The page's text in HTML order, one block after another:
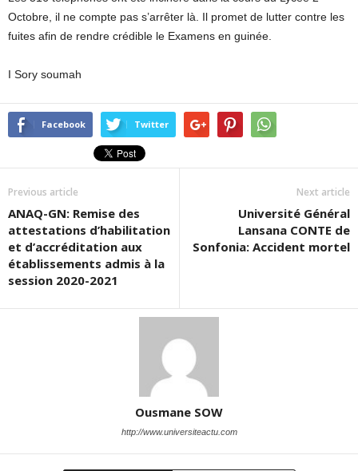
Octobre, il ne compte pas s’arrêter là. Il promet de lutter contre les
fuites afin de rendre crédible le Examens en guinée.
I Sory soumah
Facebook Twitter
Previous article
ANAQ-GN: Remise des
attestations d’habilitation
et d’accréditation aux
établissements admis à la
session 2020-2021
Next article
Université Général
Lansana CONTE de
Sonfonia: Accident mortel
Ousmane SOW
http://www.universiteactu.com